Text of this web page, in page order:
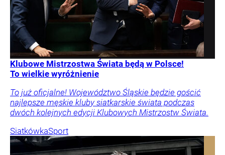
Klubowe Mistrzostwa Świata będą w Polsce!
To wielkie wyróżnienie
To już oficjalne! Województwo Śląskie będzie gościć
najlepsze męskie kluby siatkarskie świata podczas
dwóch kolejnych edycji Klubowych Mistrzostw Świata.
SiatkówkaSport